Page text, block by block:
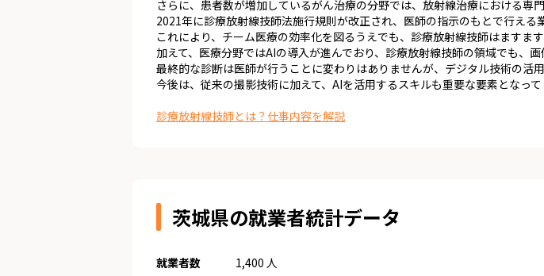
さらに、患者数が増加しているがん治療の分野では、放射線治療における専
2021年に診療放射線技師法施行規則が改正され、医師の指示のもとで行える
これにより、チーム医療の効率化を図るうえでも、診療放射線技師はますま
加えて、医療分野ではAIの導入が進んでおり、診療放射線技師の領域でも、
最終的な診断は医師が行うことに変わりはありませんが、デジタル技術の活
今後は、従来の撮影技術に加えて、AIを活用するスキルも重要な要素となって
診療放射線技師とは？仕事内容を解説
茨城県の就業者統計データ
就業者数
1,400 人